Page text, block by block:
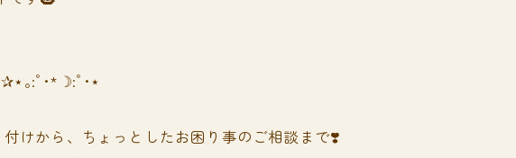
｡:ﾟ･*☽:ﾟ･⋆
けから、ちょっとしたお困り事のご相談まで❣️